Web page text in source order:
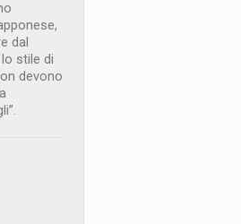
dal
stile di
devono